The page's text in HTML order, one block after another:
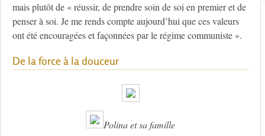
mais plutôt de « réussir, de prendre soin de soi en premier et de
penser à soi. Je me rends compte aujourd’hui que ces valeurs
ont été encouragées et façonnées par le régime communiste ».
De la force à la douceur
Polina et sa famille